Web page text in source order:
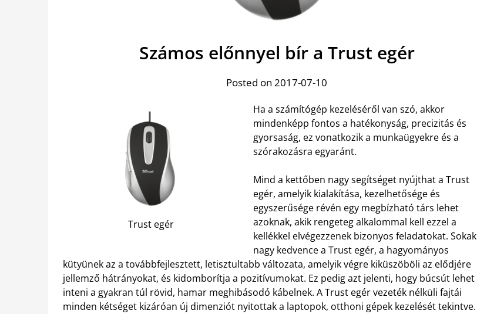
Számos előnnyel bír a Trust egér
Posted on 2017-07-10
Trust egér
Ha a számítógép kezeléséről van szó, akkor
mindenképp fontos a hatékonyság, precizitás és
gyorsaság, ez vonatkozik a munkaügyekre és a
szórakozásra egyaránt.
Mind a kettőben nagy segítséget nyújthat a Trust
egér, amelyik kialakítása, kezelhetősége és
egyszerűsége révén egy megbízható társ lehet
azoknak, akik rengeteg alkalommal kell ezzel a
kellékkel elvégezzenek bizonyos feladatokat. Sokak
nagy kedvence a Trust egér, a hagyományos
kütyünek az a továbbfejlesztett, letisztultabb változata, amelyik végre kiküszöböli az elődjére
jellemző hátrányokat, és kidomborítja a pozitívumokat. Ez pedig azt jelenti, hogy búcsút lehet
inteni a gyakran túl rövid, hamar meghibásodó kábelnek. A Trust egér vezeték nélküli fajtái
minden kétséget kizáróan új dimenziót nyitottak a laptopok, otthoni gépek kezelését tekintve.